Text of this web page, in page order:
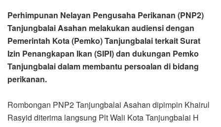
Perhimpunan Nelayan Pengusaha Perikanan (PNP2)
Tanjungbalai Asahan melakukan audiensi dengan
Pemerintah Kota (Pemko) Tanjungbalai terkait Surat
Izin Penangkapan Ikan (SIPI) dan dukungan Pemko
Tanjungbalai dalam membantu persoalan di bidang
perikanan.
Rombongan PNP2 Tanjungbalai Asahan dipimpin Khairul
Rasyid diterima langsung Plt Wali Kota Tanjungbalai H